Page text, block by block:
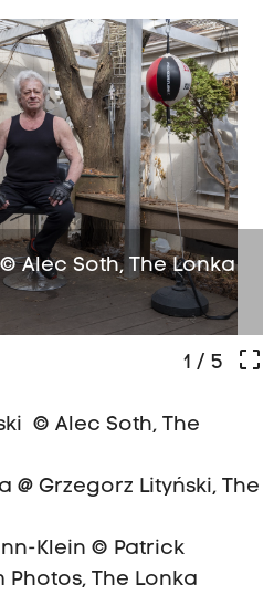
Alec Soth, The Lonka
crop_free
1 / 5
© Alec Soth, The
@ Grzegorz Lityński, The
Klein © Patrick
The Lonka